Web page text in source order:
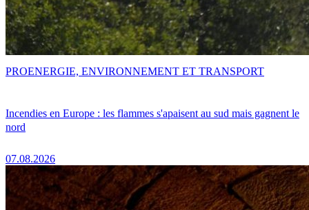
Incendies en Europe : les flammes s'apaisent au sud mais gagnent le
nord
07.08.2026
PROENERGIE, ENVIRONNEMENT ET TRANSPORT